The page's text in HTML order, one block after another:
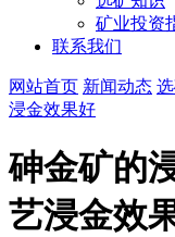
矿业投资
联系我们
网站首页 新闻动态
浸金效果好
砷金矿的
艺浸金效